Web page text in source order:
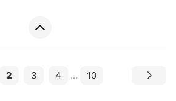
2 3 4 ... 10